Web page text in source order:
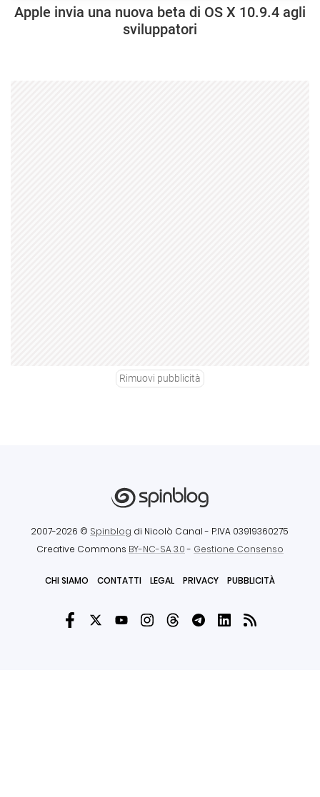
Apple invia una nuova beta di OS X 10.9.4 agli
sviluppatori
Rimuovi pubblicità
2007-2026 © Spinblog di Nicolò Canal - P.IVA 03919360275
Creative Commons BY-NC-SA 3.0- Gestione Consenso
CHI SIAMO CONTATTI LEGAL PRIVACY PUBBLICITÀ